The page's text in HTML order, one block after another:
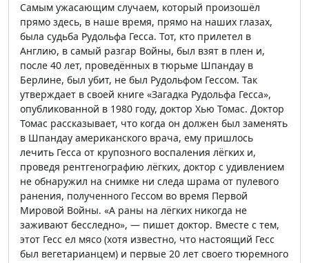
Самым ужасающим случаем, который произошёл
прямо здесь, в наше время, прямо на наших глазах,
была судьба Рудольфа Гесса. Тот, кто прилетел в
Англию, в самый разгар Войны, был взят в плен и,
после 40 лет, проведённых в тюрьме Шпандау в
Берлине, был убит, не был Рудольфом Гессом. Так
утверждает в своей книге «Загадка Рудольфа Гесса»,
опубликованной в 1980 году, доктор Хью Томас. Доктор
Томас рассказывает, что когда он должен был заменять
в Шпандау американского врача, ему пришлось
лечить Гесса от крупозного воспаления лёгких и,
проведя рентгенографию лёгких, доктор с удивлением
не обнаружил на снимке ни следа шрама от пулевого
ранения, полученного Гессом во время Первой
Мировой Войны. «А раны на лёгких никогда не
заживают бесследно», — пишет доктор. Вместе с тем,
этот Гесс ел мясо (хотя известно, что настоящий Гесс
был вегетарианцем) и первые 20 лет своего тюремного